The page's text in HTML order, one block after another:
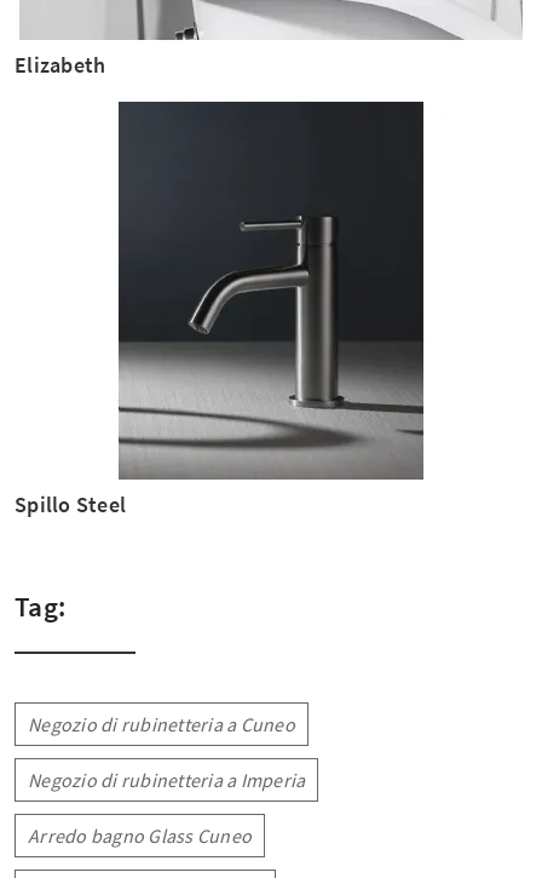
Elizabeth
Spillo Steel
Tag:
Negozio di rubinetteria a Cuneo
Negozio di rubinetteria a Imperia
Arredo bagno Glass Cuneo